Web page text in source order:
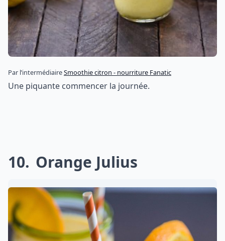
Par l’intermédiaireSmoothie citron - nourriture Fanatic
Une piquante commencer la journée.
10 Orange Julius